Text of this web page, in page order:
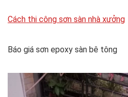
Cách thi công sơn sàn nhà xưởng
Báo giá sơn epoxy sàn bê tông